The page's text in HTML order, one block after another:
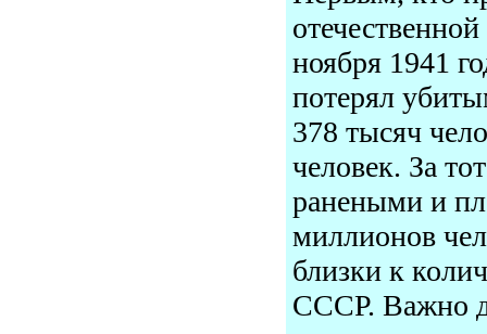
ноября 1941
потерял
378 тысяч
человек. За
ранеными и
миллионов
близки к
СССР. Важно